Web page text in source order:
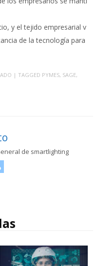
y el tejido empresarial v
de la tecnología para
| TAGGED PYMES, SAGE,
de smartlighting